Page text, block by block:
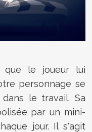
que le joueur lui
personnage se
le travail. Sa
par un mini-
jour. Il s'agit